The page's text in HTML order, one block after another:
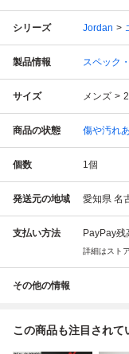
シリーズ Jordan
製品情報 スペック
サイズ メンズ
商品の状態 傷や汚れ
個数 1個
発送元の地域 愛知県 名
支払い方法 PayPay
詳細はスト
その他の情報
この商品も注目されて